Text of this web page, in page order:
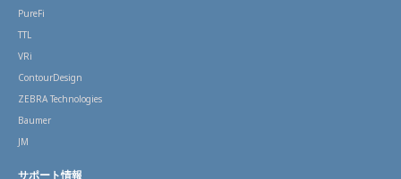
PureFi
TTL
VRi
ContourDesign
ZEBRA Technologies
Baumer
JM
サポート情報